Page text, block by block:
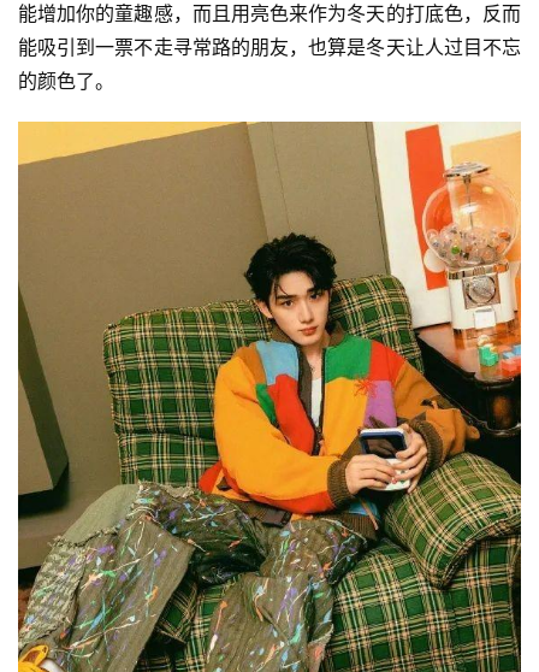
能增加你的童趣感，而且用亮色来作为冬天的打底色，反而
能吸引到一票不走寻常路的朋友，也算是冬天让人过目不忘
的颜色了。